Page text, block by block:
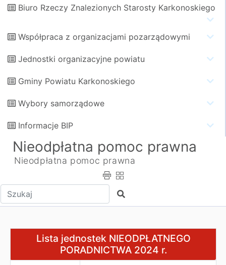
Biuro Rzeczy Znalezionych Starosty Karkonoskiego
Współpraca z organizacjami pozarządowymi
Jednostki organizacyjne powiatu
Gminy Powiatu Karkonoskiego
Wybory samorządowe
Informacje BIP
Nieodpłatna pomoc prawna
Nieodpłatna pomoc prawna
Wpisz tekst do wyszukania Szukaj
Lista jednostek NIEODPŁATNEGO PORADNICTWA 2024
Lista jednostek NIEODPŁATNEGO
PORADNICTWA 2024 r.